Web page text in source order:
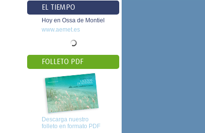
EL TIEMPO
Hoy en Ossa de Montiel
www.aemet.es
FOLLETO PDF
Descarga nuestro
folleto en formato PDF